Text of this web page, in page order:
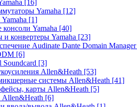
[16]
Yamaha [12]
[1]
Yamaha [40]
конвертеры Yamaha [23]
Audinate Dante Domain Manager
[6]
Soundcard [3]
Allen&Heath [53]
системы Allen&Heath [41]
карты Allen&Heath [5]
Allen&Heath [6]